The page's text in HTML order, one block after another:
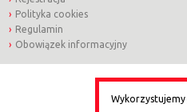
Polityka cookies
Regulamin
Obowiązek informacyjny
Wykorzystujemy